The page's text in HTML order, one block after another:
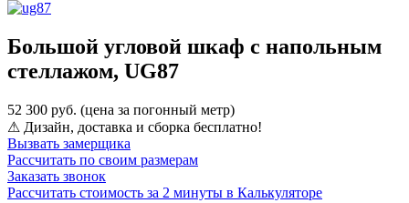
Большой угловой шкаф с напольным
стеллажом, UG87
52 300 руб. (цена за погонный метр)
⚠ Дизайн, доставка и сборка бесплатно!
Вызвать замерщика
Рассчитать по своим размерам
Заказать звонок
Рассчитать стоимость за 2 минуты в Калькуляторе